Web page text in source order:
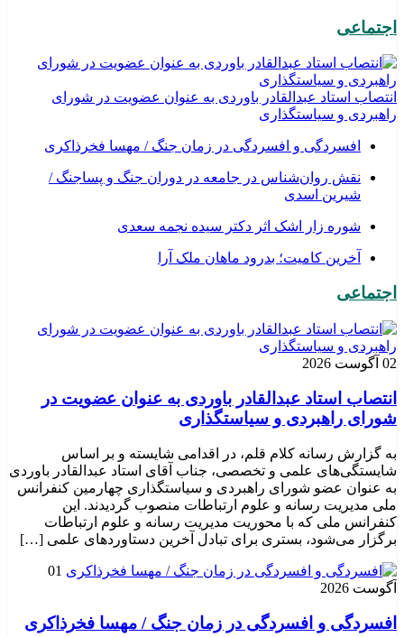
اجتماعی
انتصاب استاد عبدالقادر باوردی به عنوان عضویت در شورای
راهبردی و سیاستگذاری
افسردگی و افسردگی در زمان جنگ / مهسا فخرذاکری
نقش روان‌شناس در جامعه در دوران جنگ و پساجنگ /
شیرین اسدی
شوره زار اشک اثر دکتر سیده نجمه سعدی
​آخرین کامیت؛ بدرود ماهان ملک آرا
اجتماعی
02 آگوست 2026
انتصاب استاد عبدالقادر باوردی به عنوان عضویت در
شورای راهبردی و سیاستگذاری
به گزارش رسانه کلام قلم، در اقدامی شایسته و بر اساس
شایستگی‌های علمی و تخصصی، جناب آقای استاد عبدالقادر باوردی
به عنوان عضو شورای راهبردی و سیاستگذاری چهارمین کنفرانس
ملی مدیریت رسانه و علوم ارتباطات منصوب گردیدند. این
کنفرانس ملی که با محوریت مدیریت رسانه و علوم ارتباطات
برگزار می‌شود، بستری برای تبادل آخرین دستاوردهای علمی […]
01
آگوست 2026
افسردگی و افسردگی در زمان جنگ / مهسا فخرذاکری